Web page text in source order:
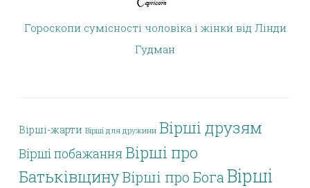
Гороскопи сумісності чоловіка і жінки від Лінди
Гудман
Вірші-жарти Вірші для дружини Вірші друзям
Вірші побажання Вірші про
БатьківщинуВірші про БогаВірші